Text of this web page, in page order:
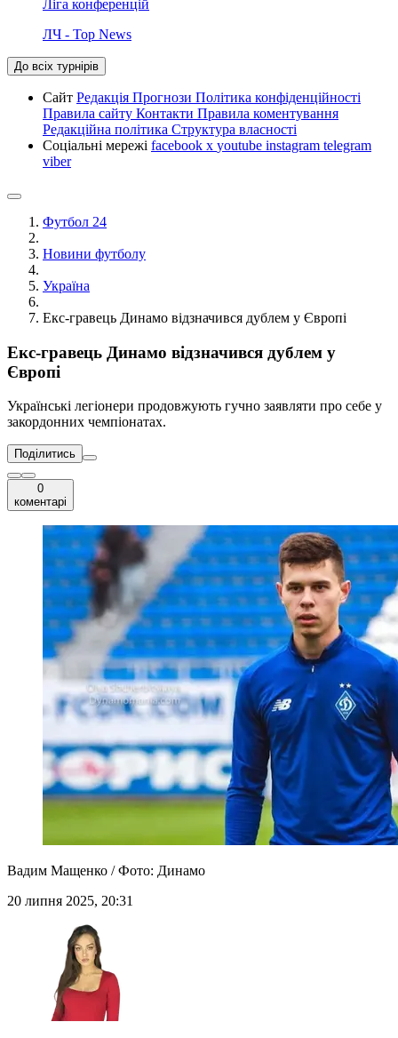
Ліга конференцій
ЛЧ - Top News
До всіх турнірів
Сайт Редакція Прогнози Політика конфіденційності
Правила сайту Контакти Правила коментування
Редакційна політика Структура власності
Соціальні мережі facebook x youtube instagram telegram
viber
Футбол 24
Новини футболу
Україна
Екс-гравець Динамо відзначився дублем у Європі
Екс-гравець Динамо відзначився дублем у
Європі
Українські легіонери продовжують гучно заявляти про себе у
закордонних чемпіонатах.
Поділитись
0
коментарі
Вадим Мащенко / Фото: Динамо
20 липня 2025, 20:31